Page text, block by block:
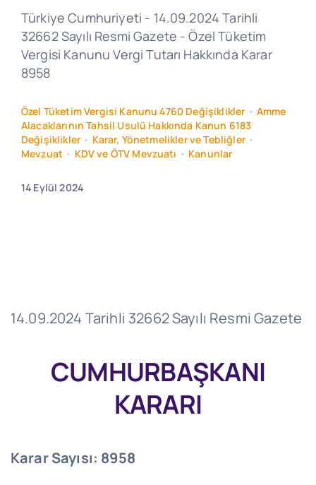
Türkiye Cumhuriyeti - 14.09.2024 Tarihli
32662 Sayılı Resmi Gazete - Özel Tüketim
Vergisi Kanunu Vergi Tutarı Hakkında Karar
8958
Özel Tüketim Vergisi Kanunu 4760 Değişiklikler • Amme
Alacaklarının Tahsil Usulü Hakkında Kanun 6183
Değişiklikler • Karar, Yönetmelikler ve Tebliğler•
Mevzuat • KDV ve ÖTV Mevzuatı • Kanunlar
14 Eylül 2024
14.09.2024 Tarihli 32662 Sayılı Resmi Gazete
CUMHURBAŞKANI
KARARI
Karar Sayısı: 8958